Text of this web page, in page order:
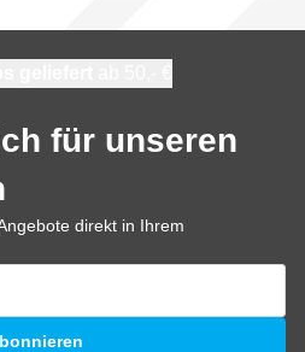
für unseren
direkt in Ihrem